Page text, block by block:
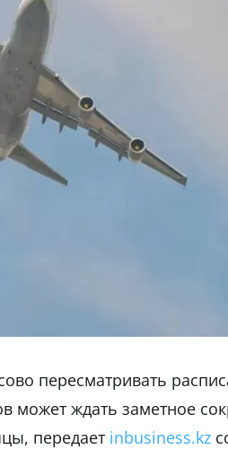
пересматривать
может ждать заметное
передаетinbusiness.kz